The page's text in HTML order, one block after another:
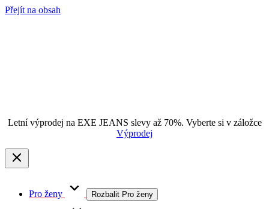
Přejít na obsah
Letní výprodej na EXE JEANS slevy až 70%. Vyberte si v záložce
Výprodej
Pro ženy Rozbalit Pro ženy